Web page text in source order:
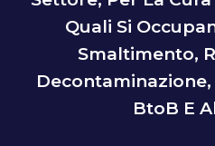
Quali Si
Smaltimento,
BtoB E